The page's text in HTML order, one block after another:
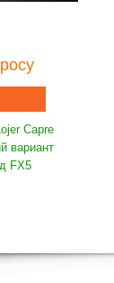
Capre
вариант
FX5